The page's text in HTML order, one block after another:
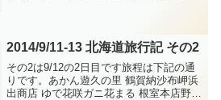
ることはできませんでしたが、雄大な自
然の一部に触れることが...
2014/9/11-13 北海道旅行記 その2
その2は9/12の2日目です旅程は下記の通
りです。あかん遊久の里 鶴賀納沙布岬浜
出商店 ゆで花咲ガニ花まる 根室本店野付